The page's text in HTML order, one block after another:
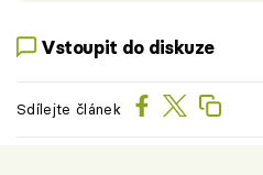
Vstoupit do diskuze
Sdílejte článek